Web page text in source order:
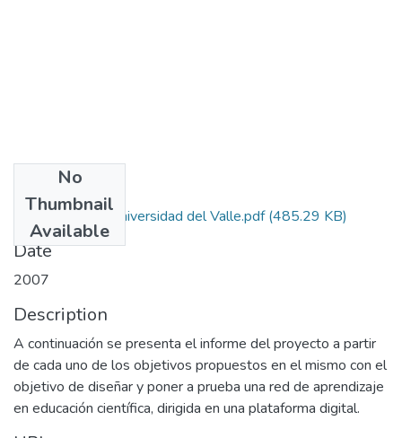
No
Thumbnail
Available
Autorizacion Universidad del Valle.pdf(485.29 KB)
Date
2007
Description
A continuación se presenta el informe del proyecto a partir
de cada uno de los objetivos propuestos en el mismo con el
objetivo de diseñar y poner a prueba una red de aprendizaje
en educación científica, dirigida en una plataforma digital.